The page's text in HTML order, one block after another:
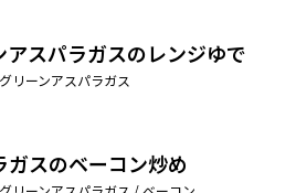
アスパラガスのレンジゆで
リーンアスパラガス
ガスのベーコン炒め